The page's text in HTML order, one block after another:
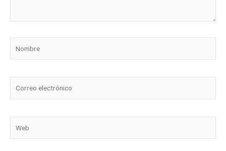
electrónico